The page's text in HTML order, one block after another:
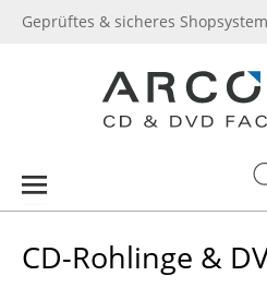
Geprüftes & sicheres Shopsystem
CD-Rohlinge &